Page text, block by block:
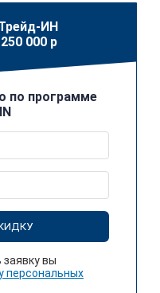
ИН
000 р
по программе
вы
персональных